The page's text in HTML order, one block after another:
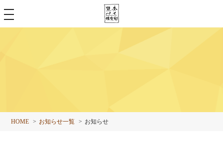
toggle
navigation
HOME お知らせ一覧 お知らせ